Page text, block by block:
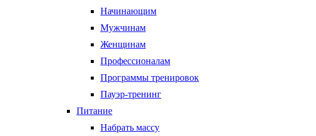
Начинающим
Мужчинам
Женщинам
Профессионалам
Программы тренировок
Пауэр-тренинг
Питание
Набрать массу